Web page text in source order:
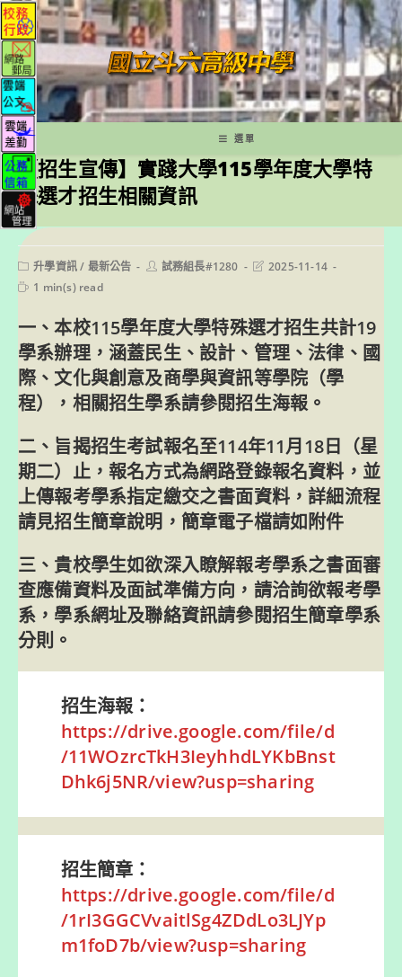
跳
轉
至
主
要
內
容
選單
【招生宣傳】實踐大學115學年度大學特
殊選才招生相關資訊
Post
category:
升學資訊/ 最新公告
Post試務組長#1280
Post2025-11-14
Reading
1 min(s) read
一、本校115學年度大學特殊選才招生共計19
學系辦理，涵蓋民生、設計、管理、法律、國
際、文化與創意及商學與資訊等學院（學
程），相關招生學系請參閱招生海報。
二、旨揭招生考試報名至114年11月18日（星
期二）止，報名方式為網路登錄報名資料，並
上傳報考學系指定繳交之書面資料，詳細流程
請見招生簡章說明，簡章電子檔請如附件
三、貴校學生如欲深入瞭解報考學系之書面審
查應備資料及面試準備方向，請洽詢欲報考學
系，學系網址及聯絡資訊請參閱招生簡章學系
分則。
招生海報：
https://drive.google.com/file/d
/11WOzrcTkH3IeyhhdLYKbBnst
Dhk6j5NR/view?usp=sharing
招生簡章：
https://drive.google.com/file/d
/1rI3GGCVvaitlSg4ZDdLo3LJYp
m1foD7b/view?usp=sharing